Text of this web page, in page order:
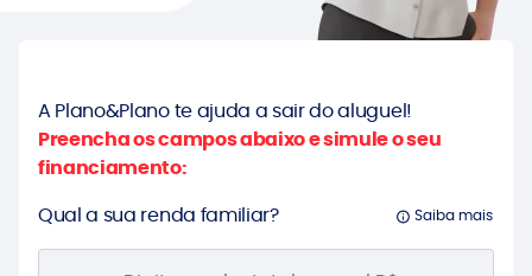
A Plano&Plano te ajuda a sair do aluguel!
Preencha os campos abaixo e simule o seu
financiamento:
Qual a sua renda familiar?
Saiba mais